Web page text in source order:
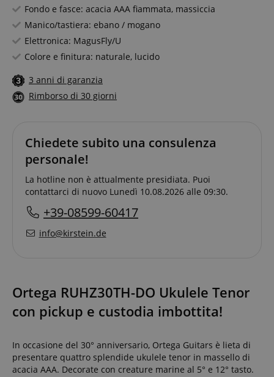
Fondo e fasce: acacia AAA fiammata, massiccia
Manico/tastiera: ebano / mogano
Elettronica: MagusFly/U
Colore e finitura: naturale, lucido
3 anni di garanzia
Rimborso di 30 giorni
Chiedete subito una consulenza
personale!
La hotline non è attualmente presidiata. Puoi
contattarci di nuovo Lunedì 10.08.2026 alle 09:30.
+39-08599-60417
info@kirstein.de
Ortega RUHZ30TH-DO Ukulele Tenor
con pickup e custodia imbottita!
In occasione del 30° anniversario, Ortega Guitars è lieta di
presentare quattro splendide ukulele tenor in massello di
acacia AAA. Decorate con creature marine al 5° e 12° tasto.